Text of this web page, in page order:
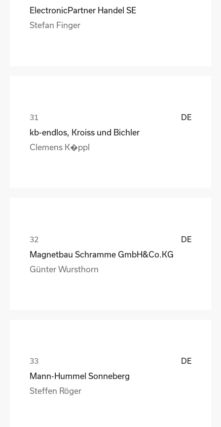
ElectronicPartner Handel SE
Stefan Finger
DE
kb-endlos, Kroiss und Bichler
Clemens K�ppl
DE
Magnetbau Schramme GmbH&Co.KG
Günter Wursthorn
DE
Mann-Hummel Sonneberg
Steffen Röger